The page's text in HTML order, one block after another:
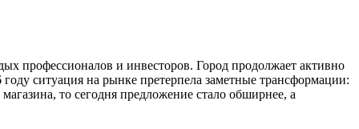
профессионалов и инвесторов. Город продолжает активно
ситуация на рынке претерпела заметные трансформации:
то сегодня предложение стало обширнее, а